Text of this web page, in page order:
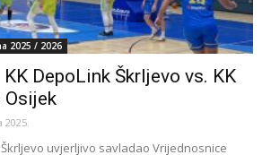
2025 / 2026
DepoLink Škrljevo vs. KK
2025.
uvjerljivo savladao Vrijednosnice